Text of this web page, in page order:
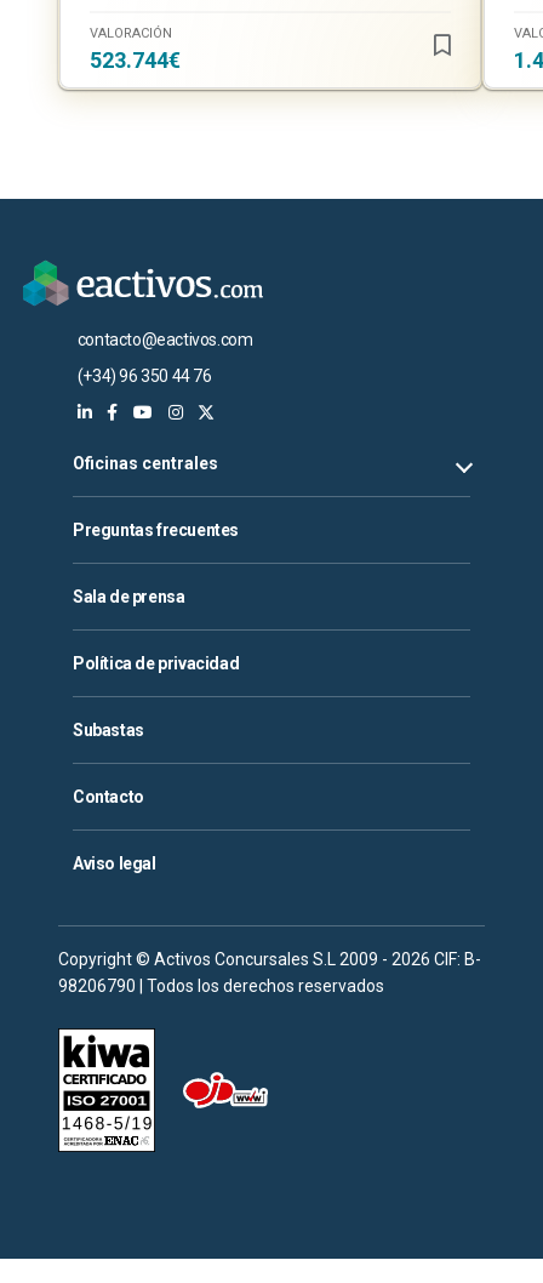
VALORACIÓN
523.744€
contacto@eactivos.com
(+34) 96 350 44 76
Oficinas centrales
Preguntas frecuentes
Sala de prensa
Política de privacidad
Subastas
Contacto
Aviso legal
Copyright © Activos Concursales S.L 2009 - 2026 CIF: B-
98206790 | Todos los derechos reservados